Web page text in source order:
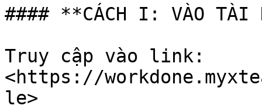
#### **CÁCH I: VÀO TÀI
Truy cập vào link:
<https://
le>